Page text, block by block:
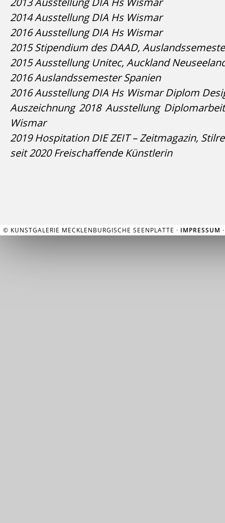
2014 Ausstellung DIA Hs Wismar
2016 Ausstellung DIA Hs Wismar
2015 Stipendium des DAAD,
2015 Ausstellung Unitec, Auckland
2016 Auslandssemester Spanien
2016 Ausstellung DIA Hs Wismar Diplom
Auszeichnung 2018 Ausstellung
Wismar
2019 Hospitation DIE ZEIT – Zeitmagazin,
seit 2020 Freischaffende Künstlerin
© KUNSTGALERIE MECKLENBURGISCHE SEENPLATTE · IMPRESSUM